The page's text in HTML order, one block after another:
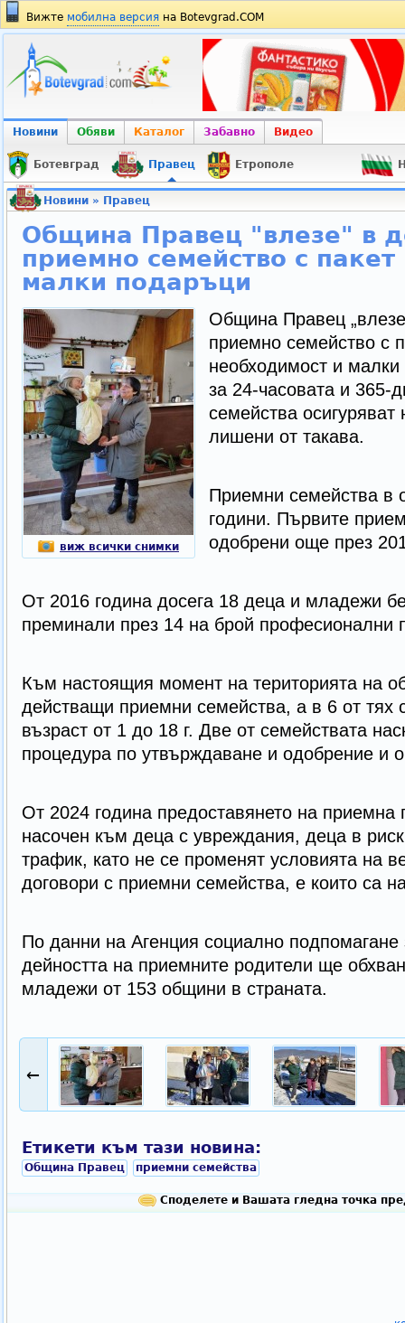
Вижте мобилна версия на Botevgrad.COM
Новини Обяви Каталог Забавно Видео
Ботевград Правец Етрополе
Новини» Правец
Община Правец "влезе" в
приемно семейство с
малки подаръци
виж всички снимки
Община Правец
приемно семейство с
необходимост и
за 24-часовата и 365-
семейства
лишени от такава.
Приемни семейства в
години. Първите
одобрени още през
От 2016 година досега 18 деца и младежи
преминали през 14 на брой професионални
Към настоящия момент на територията на
действащи приемни семейства, а в 6 от тях
възраст от 1 до 18 г. Две от семействата
процедура по утвърждаване и одобрение и
От 2024 година предоставянето на приемна
насочен към деца с увреждания, деца в
трафик, като не се променят условията на
договори с приемни семейства, е които са
По данни на Агенция социално подпомагане
дейността на приемните родители ще
младежи от 153 общини в страната.
←
Етикети към тази новина:
Община Правец приемни семейства
Споделете и Вашата гледна точка